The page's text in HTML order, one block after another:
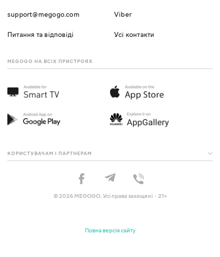
support@megogo.com
Питання та відповіді
Viber
Усі контакти
MEGOGO НА ВСІХ ПРИСТРОЯХ
КОРИСТУВАЧАМ І ПАРТНЕРАМ
© 2026 MEGOGO. Усі права захищені · 21+
Повна версія сайту